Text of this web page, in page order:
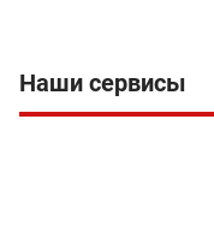
Наши сервисы